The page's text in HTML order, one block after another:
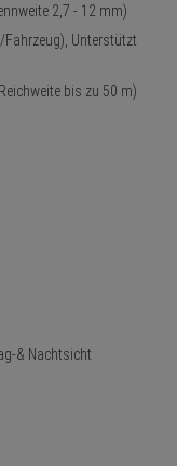
2,7 - 12 mm)
Unterstützt
bis zu 50 m)
& Nachtsicht